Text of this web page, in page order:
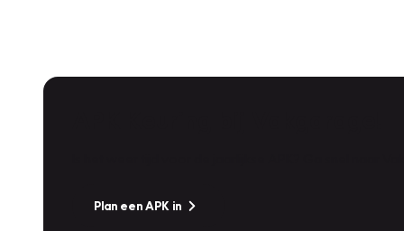
Plan een APK in